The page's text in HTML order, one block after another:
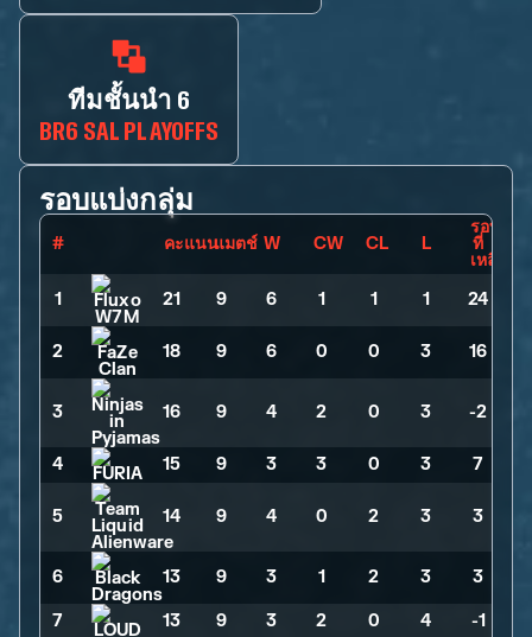
ทีมชั้นนำ 6
BR6 SAL PLAYOFFS
รอบแบ่งกลุ่ม
# คะแนนแมตช์ W CW CL L
รอบ
ที่
เหลือ
1
21 9 6 1 1 1 24
2 18 9 6 0 0 3 16
3 16 9 4 2 0 3 -2
4 15 9 3 3 0 3 7
5 14 9 4 0 2 3 3
6 13 9 3 1 2 3 3
7 13 9 3 2 0 4
-1